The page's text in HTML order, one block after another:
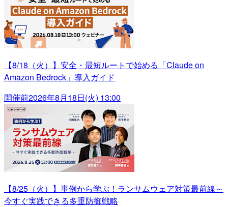
【8/18（火）】安全・最短ルートで始める「Claude on
Amazon Bedrock」導入ガイド
開催前2026年8月18日(火) 13:00
【8/25（火）】事例から学ぶ！ランサムウェア対策最前線～
今すぐ実践できる多重防御戦略